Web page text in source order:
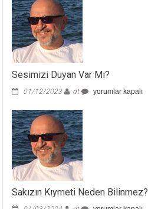
Sesimizi Duyan Var Mı?
01/12/2023 dt
Sesimizi
yorumlar kapalı
Sakızın Kıymeti Neden Bilinmez?